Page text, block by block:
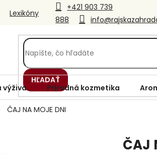
+421 903 739
888
Lexikóny
HĽADAŤ
výživa Prírodná kozmetika
ČAJ NA MOJE DNI
ČAJ